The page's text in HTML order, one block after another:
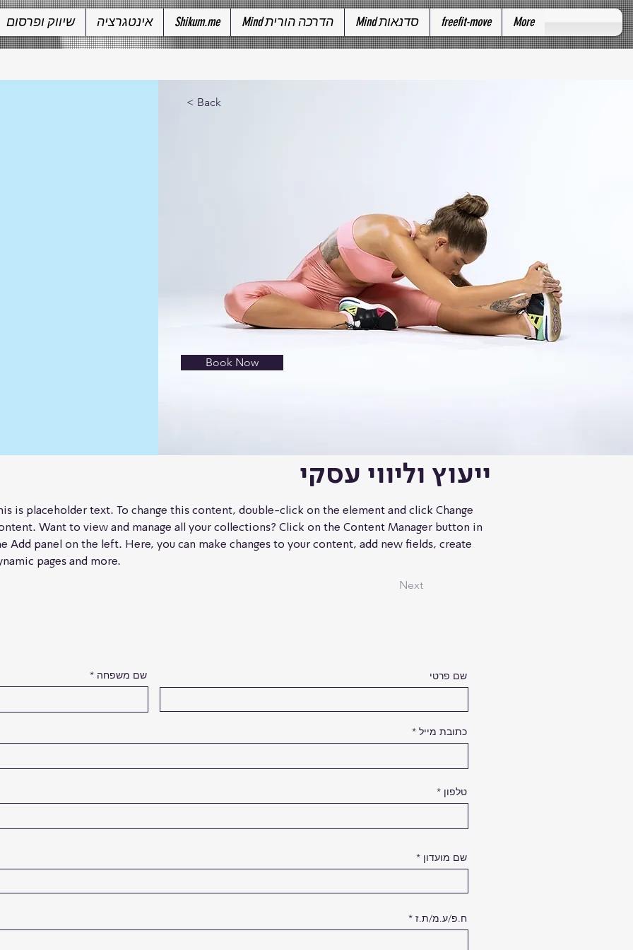
שיווק ופרסום אינטגרציה Shikum.me Mind הדרכה הורית Mind סדנאות freefit-move More
< Back
Book Now
ייעוץ וליווי עסקי
is placeholder text. To change this content, double-click on the element and click Change
Want to view and manage all your collections? Click on the Content Manager button in
Add panel on the left. Here, you can make changes to your content, add new fields, create
pages and more.
Next
שם משפחה שם פרטי
כתובת מייל
טלפון
שם מועדון
ח.פ/ע.מ/ת.ז